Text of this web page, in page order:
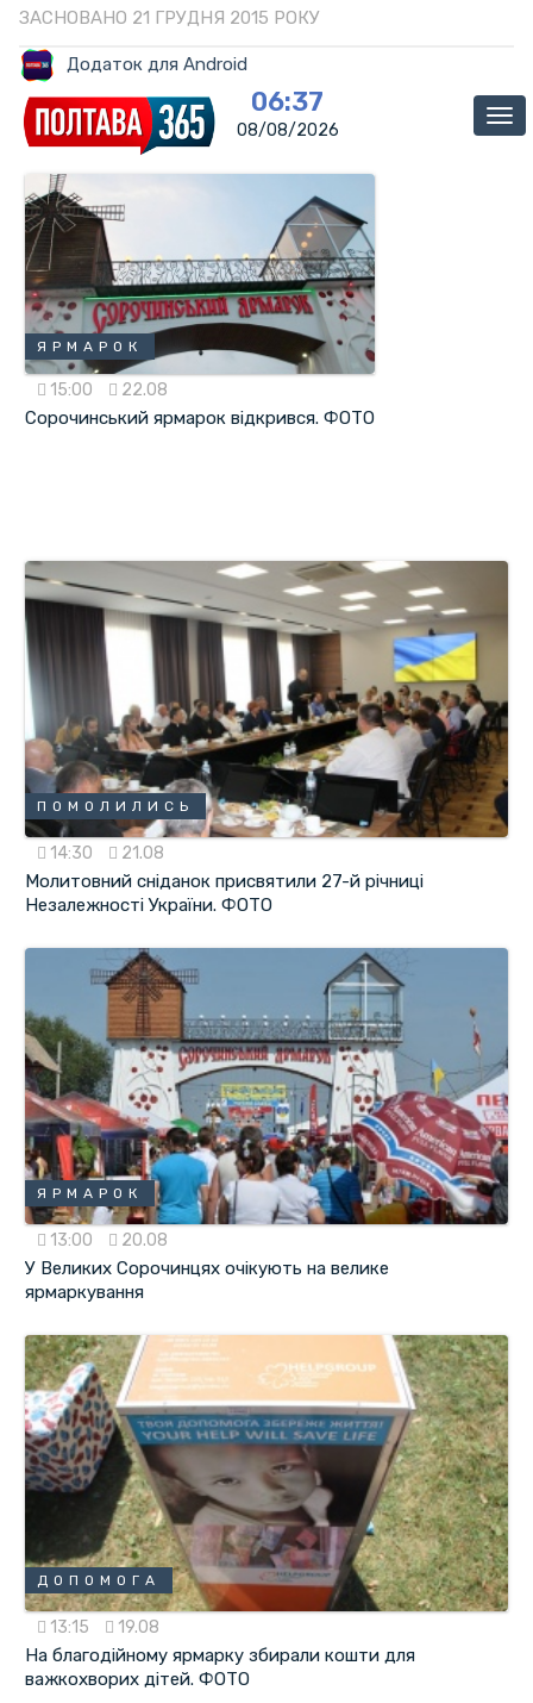
ЗАСНОВАНО 21 ГРУДНЯ 2015 РОКУ
Додаток для Android
06:37
08/08/2026
ЯРМАРОК
15:00 22.08
Сорочинський ярмарок відкрився. ФОТО
ПОМОЛИЛИСЬ
14:30 21.08
Молитовний сніданок присвятили 27-й річниці
Незалежності України. ФОТО
ЯРМАРОК
13:00 20.08
У Великих Сорочинцях очікують на велике
ярмаркування
ДОПОМОГА
13:15 19.08
На благодійному ярмарку збирали кошти для
важкохворих дітей. ФОТО